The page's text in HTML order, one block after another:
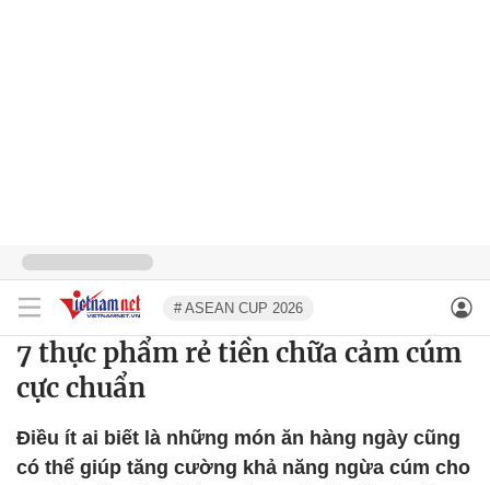
# ASEAN CUP 2026
7 thực phẩm rẻ tiền chữa cảm cúm
cực chuẩn
Điều ít ai biết là những món ăn hàng ngày cũng
có thể giúp tăng cường khả năng ngừa cúm cho